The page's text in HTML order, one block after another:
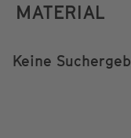
MATERIAL
Keine